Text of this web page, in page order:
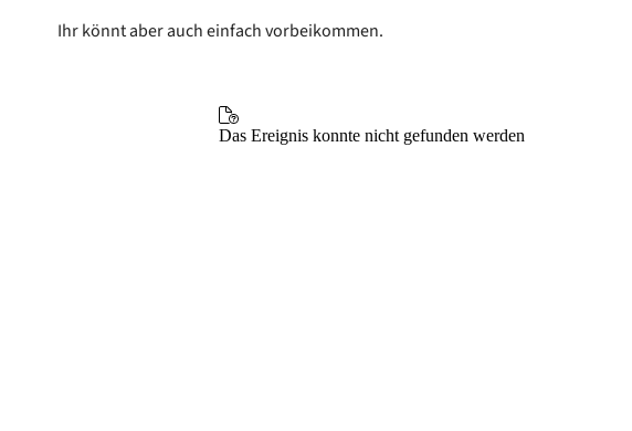
Ihr könnt aber auch einfach vorbeikommen.